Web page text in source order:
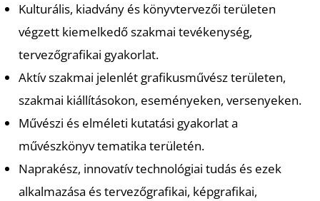
Kulturális, kiadvány és könyvtervezői területen
végzett kiemelkedő szakmai tevékenység,
tervezőgrafikai gyakorlat.
Aktív szakmai jelenlét grafikusművész területen,
szakmai kiállításokon, eseményeken, versenyeken.
Művészi és elméleti kutatási gyakorlat a
művészkönyv tematika területén.
Naprakész, innovatív technológiai tudás és ezek
alkalmazása és tervezőgrafikai, képgrafikai,